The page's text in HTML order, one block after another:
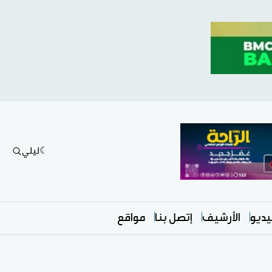
ليلي
الأرشيف إتصل بنا مواقع